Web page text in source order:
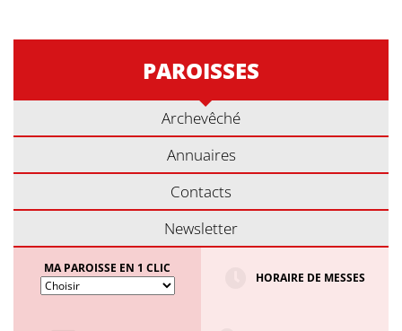
PAROISSES
Archevêché
Annuaires
Contacts
Newsletter
MA PAROISSE EN 1 CLIC
HORAIRE DE MESSES